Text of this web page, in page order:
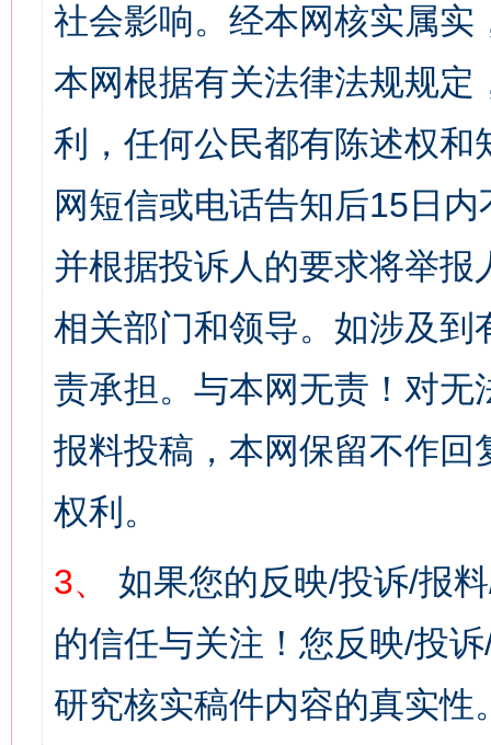
社会影响。经本网核实属
本网根据有关法律法规规
利，任何公民都有陈述权
网短信或电话告知后15日
并根据投诉人的要求将举
相关部门和领导。如涉及
责承担。与本网无责！对
报料投稿，本网保留不作
权利。
3、
如果您的反映/投诉/报
的信任与关注！您反映/投
研究核实稿件内容的真实